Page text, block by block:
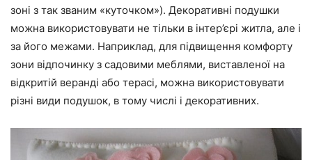
зоні з так званим «куточком»). Декоративні подушки
можна використовувати не тільки в інтер’єрі житла, але і
за його межами. Наприклад, для підвищення комфорту
зони відпочинку з садовими меблями, виставленої на
відкритій веранді або терасі, можна використовувати
різні види подушок, в тому числі і декоративних.